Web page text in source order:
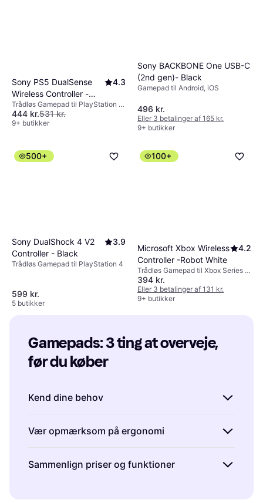
Sony PS5 DualSense
Wireless Controller -
Sterling Silver
4.3
Trådløs Gamepad til PlayStation 5,
Mac, PC, Mobiltelefon
444 kr.531 kr.
9+ butikker
Sony BACKBONE One USB-C
(2nd gen)- Black
Gamepad til Android, iOS
496 kr.
Eller 3 betalinger af 165 kr.
9+ butikker
500+
Sony DualShock 4 V2
Controller - Black
3.9
Trådløs Gamepad til PlayStation 4
599 kr.
5 butikker
100+
Microsoft Xbox Wireless
Controller -Robot White
4.2
Trådløs Gamepad til Xbox Series X,
Android, Xbox Series S, PC, Xbox
One
394 kr.
Eller 3 betalinger af 131 kr.
9+ butikker
Gamepads: 3 ting at overveje,
før du køber
Kend dine behov
overveje, hvad du primært vil bruge den til.
Spiller du mest på konsoller som PlayStation
eller Xbox, eller foretrækker du PC-gaming?
Vær opmærksom på ergonomi
længere tid ad gangen.Ergonomisk design
Sammenlign priser og funktioner